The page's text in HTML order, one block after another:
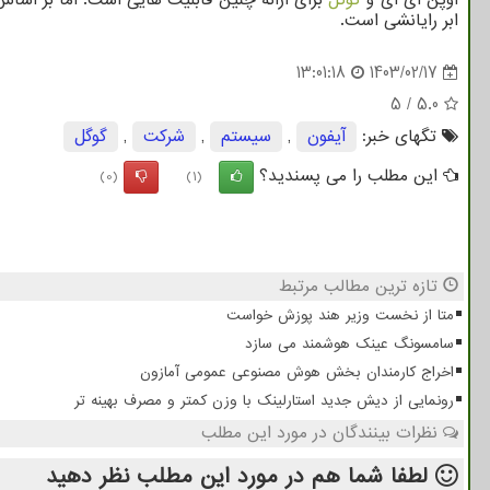
ابر رایانشی است.
1403/02/17
13:01:18
5.0
/
5
تگهای خبر:
آیفون , سیستم , شركت ,
گوگل
این مطلب را می پسندید؟
(1)
(0)
تازه ترین مطالب مرتبط
متا از نخست وزیر هند پوزش خواست
سامسونگ عینک هوشمند می سازد
اخراج کارمندان بخش هوش مصنوعی عمومی آمازون
رونمایی از دیش جدید استارلینک با وزن کمتر و مصرف بهینه تر
نظرات بینندگان در مورد این مطلب
لطفا شما هم در مورد این مطلب نظر دهید